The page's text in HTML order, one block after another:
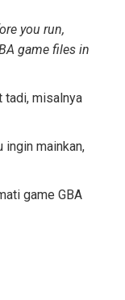
you run,
game files in
tadi, misalnya
ingin mainkan,
game GBA